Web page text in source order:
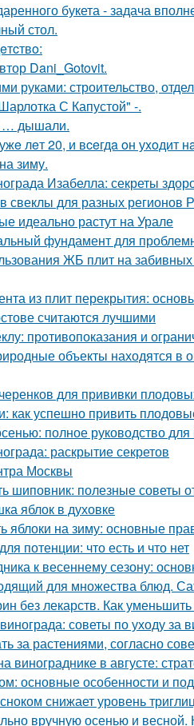
букета - задача
стол.
Dani_Gotovit.
руками: строительство,
С Капустой" -.
… дышали.
лeт 20, и вceгдa oн уxoдит
зиму.
Изабелла: секреты
свеклы для разных регионов
идеально растут на Урале
фундамент для
ЖБ плит на
из плит перекрытия:
считаются лучшими
противопоказания и
объекты находятся в
для прививки
как успешно привить
полное руководство
раскрытие секретов
Москвы
шиповник: полезные советы
яблок в духовке
яблоки на зиму: основные
потенции: что есть и что нет
к весеннему сезону:
для множества блюд.
без лекарств. Как
советы по уходу за
за растениями, согласно
винограднике в августе:
основные особенности и
снижает уровень
вручную осенью и